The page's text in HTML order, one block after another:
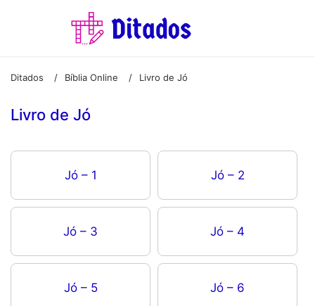
Ditados / Bíblia Online / Livro de Jó
Livro de Jó
Jó – 1 Jó – 2
Jó – 3 Jó – 4
Jó – 5 Jó – 6